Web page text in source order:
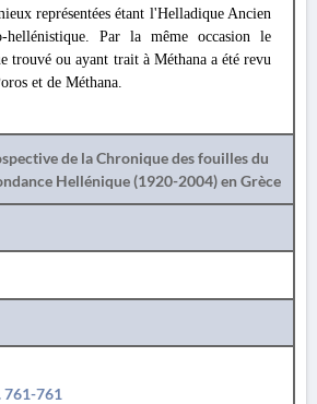
représentées étant l'Helladique Ancien
hellénistique. Par la même occasion le
trouvé ou ayant trait à Méthana a été revu
et de Méthana.
de la Chronique des fouilles du
Hellénique (1920-2004) en Grèce
761-761